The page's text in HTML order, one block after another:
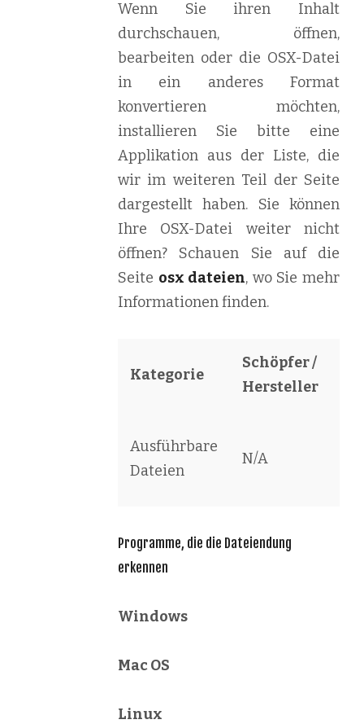
Wenn Sie ihren Inhalt
durchschauen, öffnen,
bearbeiten oder die OSX-Datei
in ein anderes Format
konvertieren möchten,
installieren Sie bitte eine
Applikation aus der Liste, die
wir im weiteren Teil der Seite
dargestellt haben. Sie können
Ihre OSX-Datei weiter nicht
öffnen? Schauen Sie auf die
Seite osx dateien, wo Sie mehr
Informationen finden.
Kategorie
Schöpfer /
Hersteller
Ausführbare
Dateien
N/A
Programme, die die Dateiendung
erkennen
Windows
Mac OS
Linux